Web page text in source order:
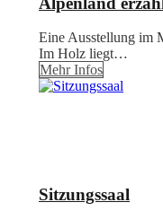
Eine Ausstellung im
Im Holz liegt…
Mehr Infos
Sitzungssaal